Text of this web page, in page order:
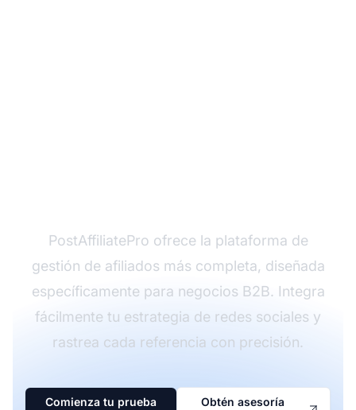
PostAffiliatePro ofrece la plataforma de
gestión de afiliados más completa, diseñada
específicamente para negocios B2B. Integra
fácilmente tu estrategia de redes sociales y
rastrea cada referencia con precisión.
Comienza tu prueba
Obtén asesoría